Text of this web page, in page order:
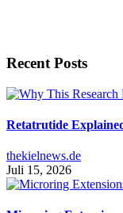
Recent Posts
Retatrutide
thekielnews.de
Juli 15, 2026